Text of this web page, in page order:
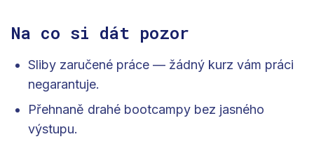
Na co si dát pozor
Sliby zaručené práce — žádný kurz vám práci
negarantuje.
Přehnaně drahé bootcampy bez jasného
výstupu.